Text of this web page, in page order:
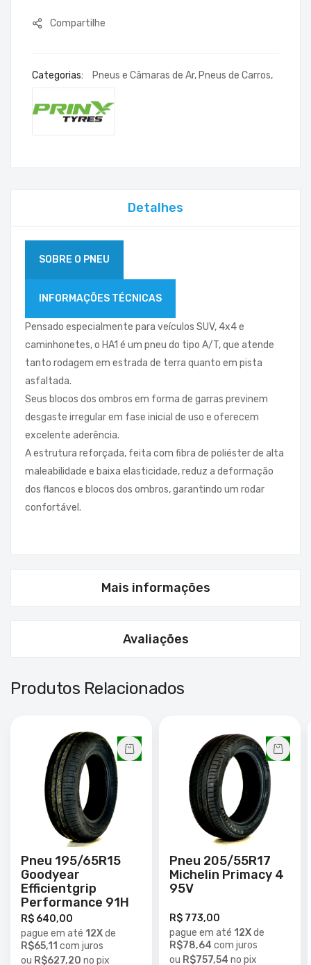
Compartilhe
Categorias: Pneus e Câmaras de Ar, Pneus de Carros,
Detalhes
SOBRE O PNEU
INFORMAÇÕES TÉCNICAS
Pensado especialmente para veículos SUV, 4x4 e
caminhonetes, o HA1 é um pneu do tipo A/T, que atende
tanto rodagem em estrada de terra quanto em pista
asfaltada.
Seus blocos dos ombros em forma de garras previnem
desgaste irregular em fase inicial de uso e oferecem
excelente aderência.
A estrutura reforçada, feita com fibra de poliéster de alta
maleabilidade e baixa elasticidade, reduz a deformação
dos flancos e blocos dos ombros, garantindo um rodar
confortável.
Mais informações
Avaliações
Produtos Relacionados
Pneu 195/65R15
Goodyear
Efficientgrip
Performance 91H
R$ 640,00
pague em até 12Xde
R$65,11 com juros
ou R$627,20 no pix
Pneu 205/55R17
Michelin Primacy 4
95V
R$ 773,00
pague em até 12Xde
R$78,64 com juros
ou R$757,54 no pix